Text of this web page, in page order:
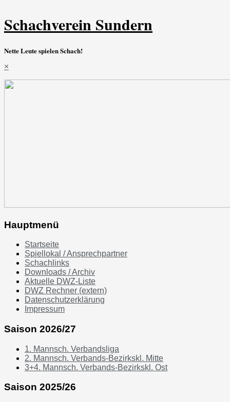
Schachverein Sundern
Nette Leute spielen Schach!
×
Hauptmenü
Startseite
Spiellokal / Ansprechpartner
Schachlinks
Downloads / Archiv
Aktuelle DWZ-Liste
DWZ Rechner (extern)
Datenschutzerklärung
Impressum
Saison 2026/27
1. Mannsch. Verbandsliga
2. Mannsch. Verbands-Bezirkskl. Mitte
3+4. Mannsch. Verbands-Bezirkskl. Ost
Saison 2025/26